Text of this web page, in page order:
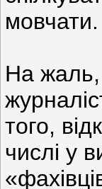
мовчати.
На жаль,
того,
числі у